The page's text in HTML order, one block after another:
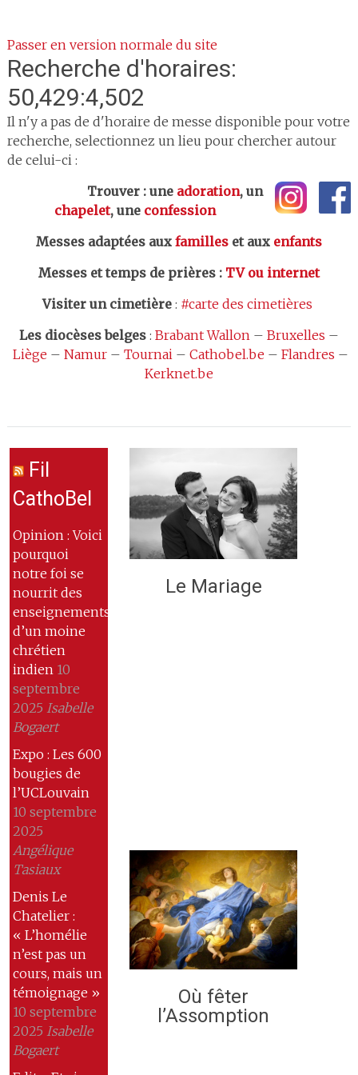
Passer en version normale du site
Recherche d'horaires:
50,429:4,502
Il n'y a pas de d'horaire de messe disponible pour votre
recherche, selectionnez un lieu pour chercher autour
de celui-ci :
Trouver : une adoration, un
chapelet, une confession
Messes adaptées aux familleset aux enfants
Messes et temps de prières: TV ou internet
Visiter un cimetière: #carte des cimetières
Les diocèses belges: Brabant Wallon– Bruxelles –
Liège – Namur– Tournai– Cathobel.be – Flandres –
Kerknet.be
Fil
CathoBel
Opinion : Voici
pourquoi
notre foi se
nourrit des
enseignements
d’un moine
chrétien
indien 10
septembre
2025 Isabelle
Bogaert
Expo : Les 600
bougies de
l’UCLouvain
10 septembre
2025
Angélique
Tasiaux
Denis Le
Chatelier :
« L’homélie
n’est pas un
cours, mais un
témoignage »
10 septembre
2025 Isabelle
Bogaert
Le Mariage
Où fêter
l’Assomption